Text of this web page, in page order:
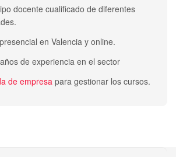
docente cualificado de diferentes
en Valencia y online.
de experiencia en el sector
de empresa para gestionar los cursos.